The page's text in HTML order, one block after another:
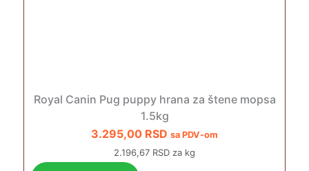
Royal Canin Pug puppy hrana za štene mopsa
1.5kg
3.295,00 RSD sa PDV-om
2.196,67 RSD za kg